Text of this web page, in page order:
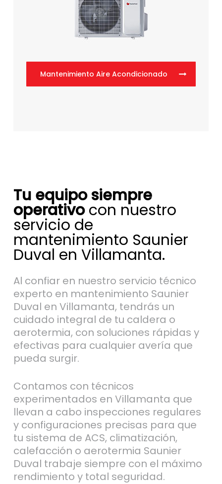
Mantenimiento Aire Acondicionado
Tu equipo siempre
operativocon nuestro
servicio de
mantenimiento Saunier
Duval en Villamanta.
Al confiar en nuestro servicio técnico
experto en mantenimiento Saunier
Duval en Villamanta, tendrás un
cuidado integral de tu caldera o
aerotermia, con soluciones rápidas y
efectivas para cualquier avería que
pueda surgir.
Contamos con técnicos
experimentados en Villamanta que
llevan a cabo inspecciones regulares
y configuraciones precisas para que
tu sistema de ACS, climatización,
calefacción o aerotermia Saunier
Duval trabaje siempre con el máximo
rendimiento y total seguridad.